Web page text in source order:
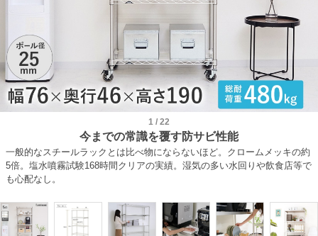
1 / 22
今までの常識を覆す防サビ性能
一般的なスチールラックとは比べ物にならないほど。クロームメッキの約
5倍。塩水噴霧試験168時間クリアの実績。湿気の多い水回りや飲食店等で
も心配なし。